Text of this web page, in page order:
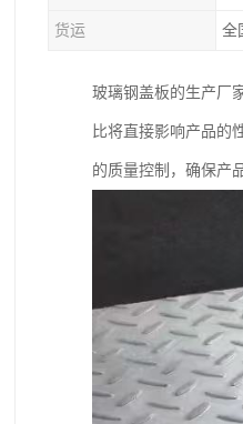
货运 全
玻璃钢盖板的生产厂
比将直接影响产品的
的质量控制，确保产